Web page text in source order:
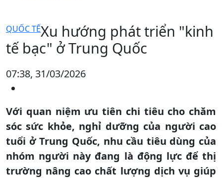
QUỐC TẾXu hướng phát triển "kinh
tế bạc" ở Trung Quốc
07:38, 31/03/2026
Với quan niệm ưu tiên chi tiêu cho chăm
sóc sức khỏe, nghỉ dưỡng của người cao
tuổi ở Trung Quốc, nhu cầu tiêu dùng của
nhóm người này đang là động lực để thị
trường nâng cao chất lượng dịch vụ giúp